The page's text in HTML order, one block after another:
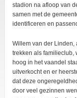
stadion na afloop van
samen met de
identificeren en
Willem van der Linden,
trekken als familieclub,
hoog in het vaandel
uitverkocht en er
dat deze
door veel gezinnen